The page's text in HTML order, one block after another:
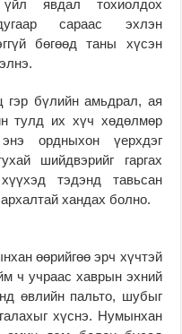
явдал тохиолдох
сараас эхлэн
бөгөөд таны хүсэн
бүлийн амьдрал, ая
тулд их хүч хөдөлмөр
ордныхон үерхдэг
шийдвэрийг гаргах
тэдэнд тавьсан
хандах болно.
өөрийгөө эрч хүчтэй
ч учраас хаврын эхний
өвлийн пальто, шубыг
хүснэ. Нумынхан